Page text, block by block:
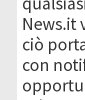
News.it
ciò
con